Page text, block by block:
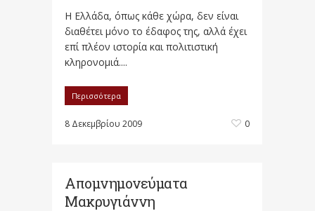
Η Ελλάδα, όπως κάθε χώρα, δεν είναι
διαθέτει μόνο το έδαφος της, αλλά έχει
επί πλέον ιστορία και πολιτιστική
κληρονομιά....
Περισσότερα
8 Δεκεμβρίου 2009 0
Απομνημονεύματα
Μακρυγιάννη